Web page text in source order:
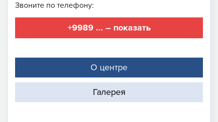
Звоните по телефону:
+9989 ... – показать
О центре
Галерея